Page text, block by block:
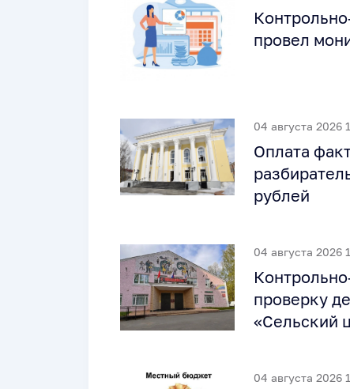
провел
04 августа 2026
Оплата
рублей
04 августа 2026
проверку
«Сельский
04 августа 2026